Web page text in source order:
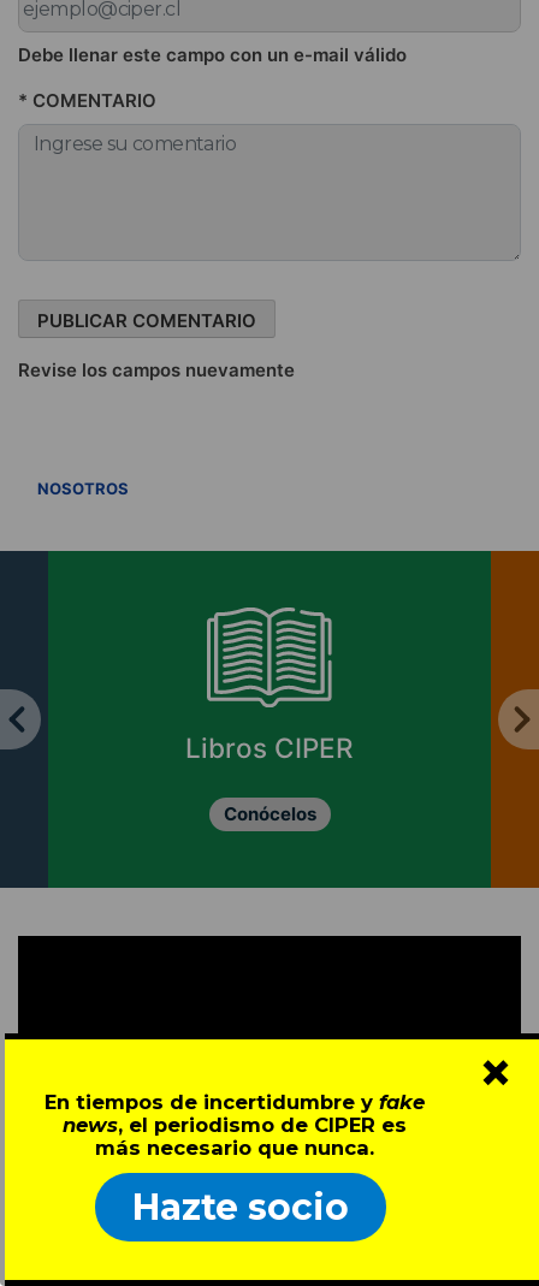
En tiempos de incertidumbre y fake
news, el periodismo de CIPER es
más necesario que nunca.
Hazte socio
×
Debe llenar este campo con un e-mail válido
* COMENTARIO
Revise los campos nuevamente
NOSOTROS
Libros CIPER
Conócelos